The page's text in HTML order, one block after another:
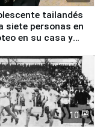
tailandés
siete personas en
en su casa y
10